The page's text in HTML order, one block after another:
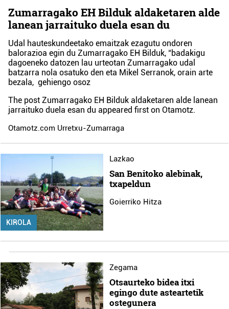
Zumarragako EH Bilduk aldaketaren alde
lanean jarraituko duela esan du
Udal hauteskundeetako emaitzak ezagutu ondoren
balorazioa egin du Zumarragako EH Bilduk, “badakigu
dagoeneko datozen lau urteotan Zumarragako udal
batzarra nola osatuko den eta Mikel Serranok, orain arte
bezala, gehiengo osoz
The postZumarragako EH Bilduk aldaketaren alde lanean
jarraituko duela esan du appeared first onOtamotz.
Otamotz.com Urretxu-Zumarraga
KIROLA
Lazkao
San Benitoko alebinak,
txapeldun
Goierriko Hitza
Zegama
Otsaurteko bidea itxi
egingo dute asteartetik
ostegunera